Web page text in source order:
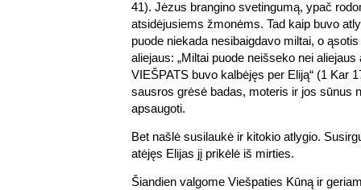
41). Jėzus brangino svetingumą, ypač
atsidėjusiems žmonėms. Tad kaip buvo
puode niekada nesibaigdavo miltai, o
aliejaus: „Miltai puode neišseko nei
VIEŠPATS buvo kalbėjęs per Eliją“ (1 Kar
sausros grėsė badas, moteris ir jos sūnus
apsaugoti.
Bet našlė susilaukė ir kitokio atlygio.
atėjęs Elijas jį prikėlė iš mirties.
Šiandien valgome Viešpaties Kūną ir